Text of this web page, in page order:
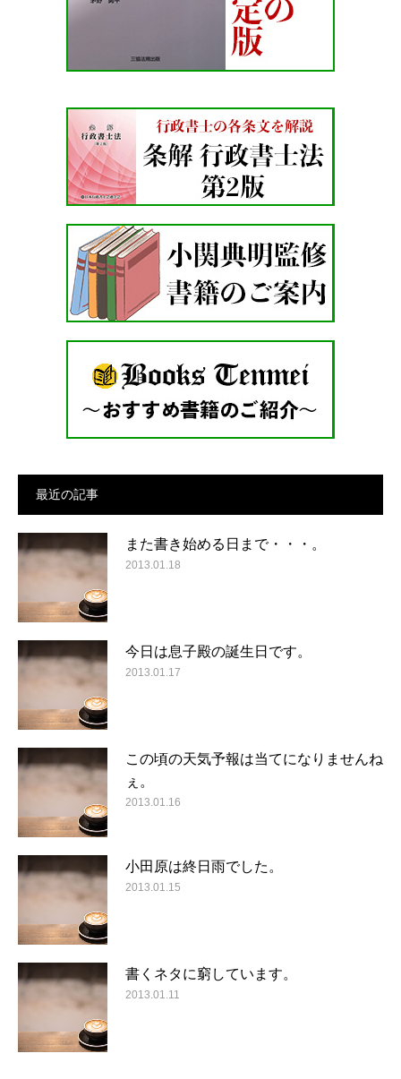
最近の記事
また書き始める日まで・・・。
2013.01.18
今日は息子殿の誕生日です。
2013.01.17
この頃の天気予報は当てになりませんね
ぇ。
2013.01.16
小田原は終日雨でした。
2013.01.15
書くネタに窮しています。
2013.01.11